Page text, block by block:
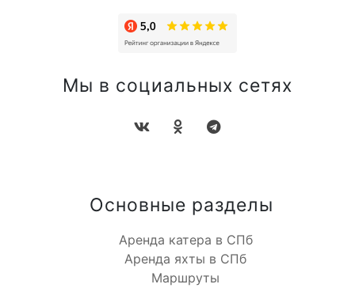
Мы в социальных сетях
Основные разделы
Аренда катера в СПб
Аренда яхты в СПб
Маршруты